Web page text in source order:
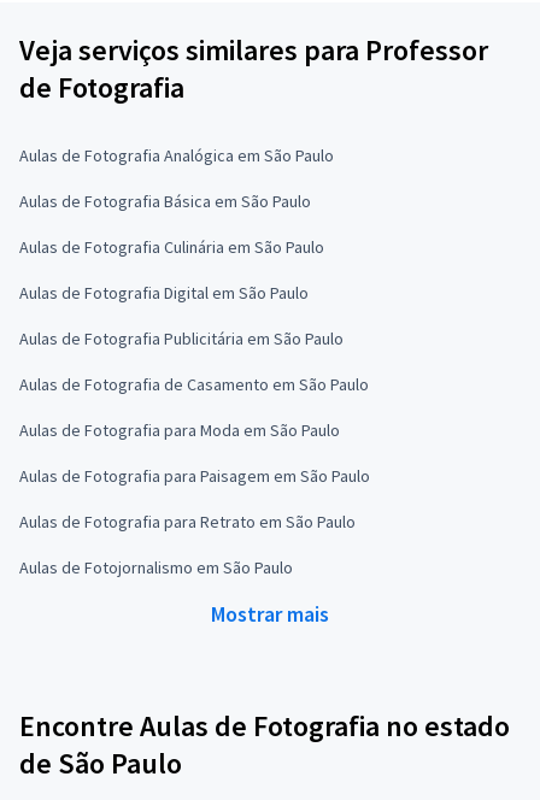
Veja serviços similares para Professor
de Fotografia
Aulas de Fotografia Analógica em São Paulo
Aulas de Fotografia Básica em São Paulo
Aulas de Fotografia Culinária em São Paulo
Aulas de Fotografia Digital em São Paulo
Aulas de Fotografia Publicitária em São Paulo
Aulas de Fotografia de Casamento em São Paulo
Aulas de Fotografia para Moda em São Paulo
Aulas de Fotografia para Paisagem em São Paulo
Aulas de Fotografia para Retrato em São Paulo
Aulas de Fotojornalismo em São Paulo
Mostrar mais
Encontre Aulas de Fotografia no estado
de São Paulo